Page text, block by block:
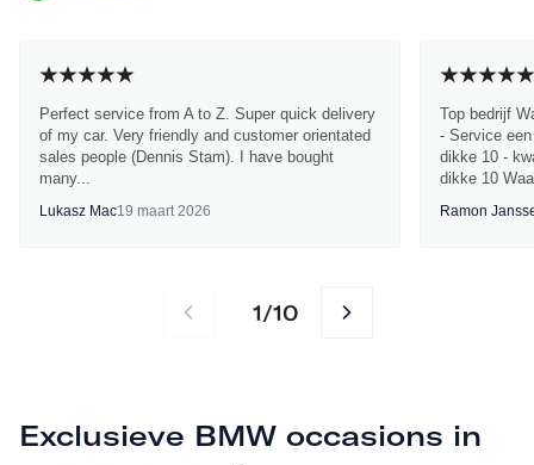
Perfect service from A to Z. Super quick delivery
of my car. Very friendly and customer orientated
sales people (Dennis Stam). I have bought
many...
Lukasz Mac19 maart 2026
Top bedrijf
- Service
dikke 10 -
dikke 10
Ramon
1/10
Exclusieve BMW occasions in